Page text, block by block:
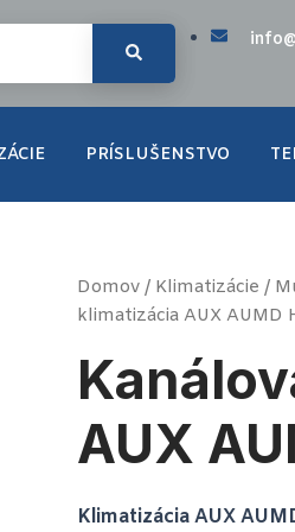
PRÍSLUŠENSTVO
Domov / Klimatizácie /
klimatizácia AUX AUMD
AUX
Klimatizácia AUX
množstvo
Kanálová
klimatizácia
AUMD
H12
3,6
kW